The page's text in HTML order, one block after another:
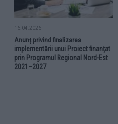
16.04.2026
Anunț privind finalizarea
implementării unui Proiect finanțat
prin Programul Regional Nord-Est
2021–2027